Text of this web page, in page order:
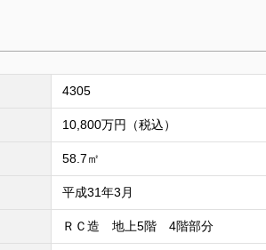
4305
10,800万円（税込）
58.7㎡
平成31年3月
ＲＣ造 地上5階 4階部分